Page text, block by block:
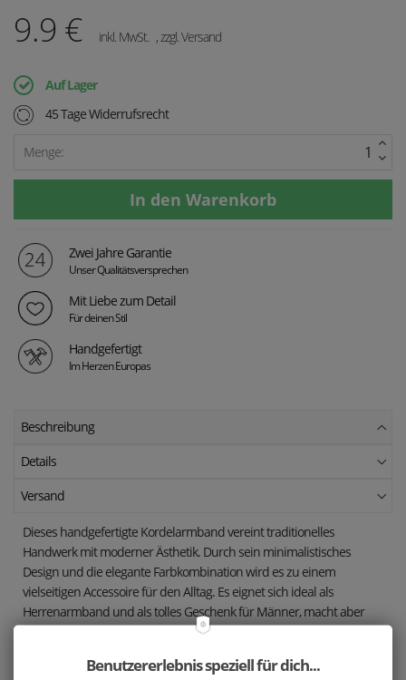
9.9 € inkl. MwSt. , zzgl. Versand
Auf Lager
45 Tage Widerrufsrecht
Menge:
Zwei Jahre Garantie
Unser Qualitätsversprechen
Mit Liebe zum Detail
Für deinen Stil
Handgefertigt
Im Herzen Europas
Beschreibung
Details
Versand
Dieses handgefertigte Kordelarmband vereint traditionelles
Handwerk mit moderner Ästhetik. Durch sein minimalistisches
Design und die elegante Farbkombination wird es zu einem
vielseitigen Accessoire für den Alltag. Es eignet sich ideal als
Herrenarmband und als tolles Geschenk für Männer, macht aber
auch als dezentes und stilvolles Damenarmband eine gute Figur.
Das Armband ist aus hochwertigen Materialien handgeflochten, was
Benutzererlebnis speziell für dich...